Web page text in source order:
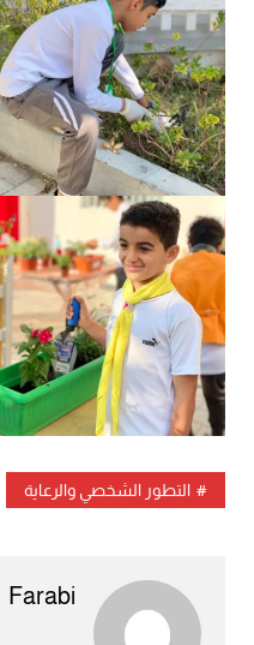
التطور الشخصي والرعاية
Farabi